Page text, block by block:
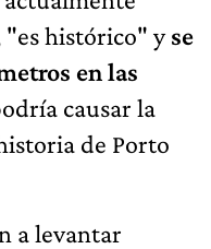
"es histórico" yse
en las
causar la
de Porto
a levantar